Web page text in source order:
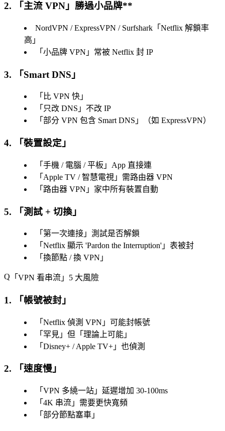
2. 「 主流 VPN 」勝過小品牌**
NordVPN / ExpressVPN / Surfshark「 Netflix 解鎖率
高 」
「 小品牌 VPN 」常被 Netflix 封 IP
3. 「Smart DNS」
「 比 VPN 快 」
「 只改 DNS 」不改 IP
「 部分 VPN 包含 Smart DNS 」（如 ExpressVPN）
4. 「裝置設定 」
「 手機 / 電腦 / 平板 」App 直接連
「 Apple TV / 智慧電視 」需路由器 VPN
「 路由器 VPN 」家中所有裝置自動
5. 「測試 + 切換 」
「 第一次連接 」測試是否解鎖
「 Netflix 顯示 'Pardon the Interruption' 」表被封
「 換節點 / 換 VPN 」
「 VPN 看串流 」5 大風險
1. 「 帳號被封 」
「 Netflix 偵測 VPN 」可能封帳號
「 罕見 」但「 理論上可能 」
「 Disney+ / Apple TV+ 」也偵測
2. 「速度慢 」
「 VPN 多繞一站 」延遲增加 30-100ms
「 4K 串流 」需要更快寬頻
「 部分節點塞車 」